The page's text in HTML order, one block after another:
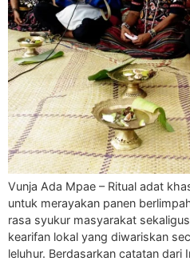
Vunja Ada Mpae – Ritual adat
untuk merayakan panen
rasa syukur masyarakat
kearifan lokal yang diwariskan
leluhur. Berdasarkan catatan dari